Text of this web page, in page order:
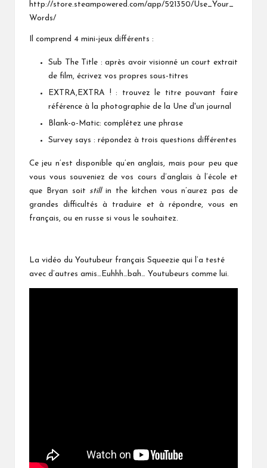
http://store.steampowered.com/app/521350/Use_Your_
Words/
Il comprend 4 mini-jeux différents :
Sub The Title : après avoir visionné un court extrait
de film, écrivez vos propres sous-titres
EXTRA,EXTRA ! : trouvez le titre pouvant faire
référence à la photographie de la Une d'un journal
Blank-o-Matic: complétez une phrase
Survey says : répondez à trois questions différentes
Ce jeu n’est disponible qu’en anglais, mais pour peu que
vous vous souveniez de vos cours d’anglais à l’école et
que Bryan soit stillin the kitchen vous n’aurez pas de
grandes difficultés à traduire et à répondre, vous en
français, ou en russe si vous le souhaitez.
La vidéo du Youtubeur français Squeezie qui l’a testé
avec d’autres amis…Euhhh…bah… Youtubeurs comme lui.